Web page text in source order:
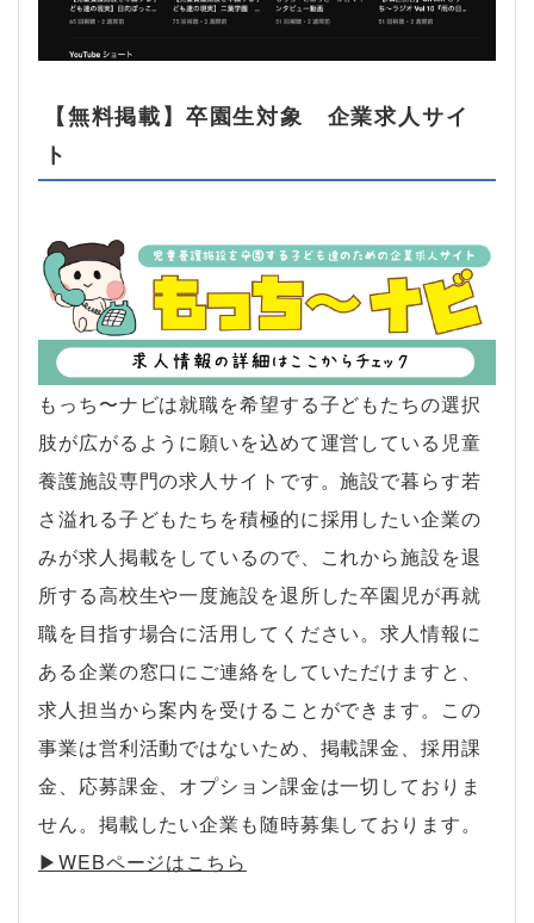
【無料掲載】卒園生対象 企業求人サイ
ト
もっち〜ナビは就職を希望する子どもたちの選択
肢が広がるように願いを込めて運営している児童
養護施設専門の求人サイトです。施設で暮らす若
さ溢れる子どもたちを積極的に採用したい企業の
みが求人掲載をしているので、これから施設を退
所する高校生や一度施設を退所した卒園児が再就
職を目指す場合に活用してください。求人情報に
ある企業の窓口にご連絡をしていただけますと、
求人担当から案内を受けることができます。この
事業は営利活動ではないため、掲載課金、採用課
金、応募課金、オプション課金は一切しておりま
せん。掲載したい企業も随時募集しております。
▶︎WEBページはこちら